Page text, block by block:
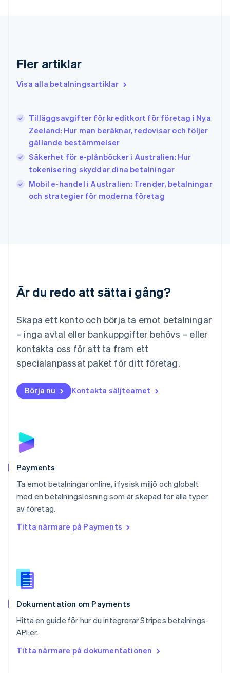
Fler artiklar
Visa alla betalningsartiklar
Tilläggsavgifter för kreditkort för företag i Nya
Zeeland: Hur man beräknar, redovisar och följer
gällande bestämmelser
Säkerhet för e-plånböcker i Australien: Hur
tokenisering skyddar dina betalningar
Mobil e-handel i Australien: Trender, betalningar
och strategier för moderna företag
Är du redo att sätta i gång?
Skapa ett konto och börja ta emot betalningar
– inga avtal eller bankuppgifter behövs – eller
kontakta oss för att ta fram ett
specialanpassat paket för ditt företag.
Börja nu Kontakta säljteamet
Payments
Ta emot betalningar online, i fysisk miljö och globalt
med en betalningslösning som är skapad för alla typer
av företag.
Titta närmare på Payments
Dokumentation om Payments
Hitta en guide för hur du integrerar Stripes betalnings-
API:er.
Titta närmare på dokumentationen
Hongkong SAR, Kina
English 简体中文
Indien
Italien
ItalianoEnglish
Japan
日本語 English
EnglishFrançais
Kroatien
EnglishItaliano
Malaysia
English
Mexiko
Nederländerna
NederlandsEnglish
English
Nya Zeeland
Portugal
Português
English
DeutschFrançaisItalianoEnglish
Singapore
English简体中文
English
Español
Storbritannien
Sverige
Thailand
ไทย
English